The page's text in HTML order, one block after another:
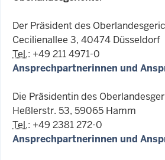
Der Präsident des
Cecilienallee 3, 40474 Düsseldorf
Tel.: +49 211 4971-0
Ansprechpartnerinnen und
Die Präsidentin des
Heßlerstr. 53, 59065 Hamm
Tel.: +49 2381 272-0
Ansprechpartnerinnen und